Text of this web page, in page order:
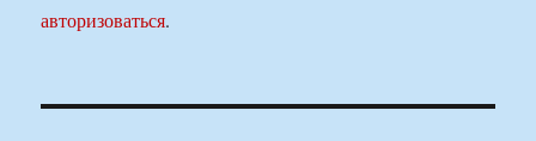
авторизоваться.